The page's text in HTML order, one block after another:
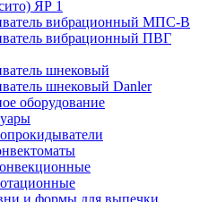
ЯР 1
вибрационный МПС-В
вибрационный ПВГ
шнековый
шнековый Danler
оборудование
и формы для выпечки